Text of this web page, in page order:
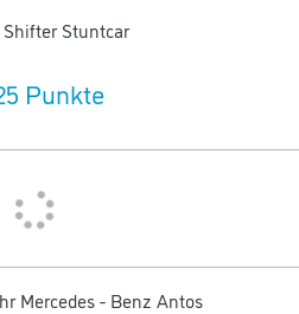
Stuntcar
Punkte
Mercedes - Benz Antos